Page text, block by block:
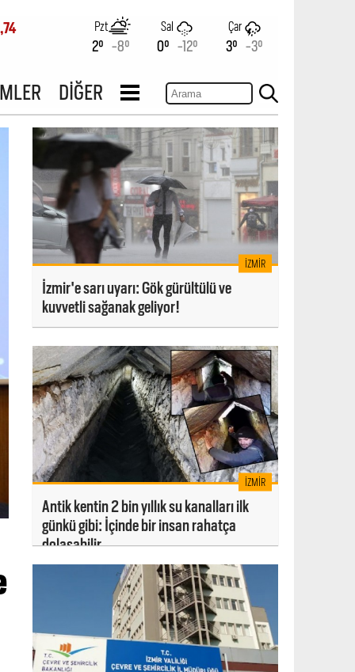
Pzt
2° -8°
Sal
0° -12°
Çar
3° -3°
DİĞER
İZMIR
İzmir'e sarı uyarı: Gök gürültülü ve
kuvvetli sağanak geliyor!
İZMIR
Antik kentin 2 bin yıllık su kanalları ilk
günkü gibi: İçinde bir insan rahatça
dolaşabilir